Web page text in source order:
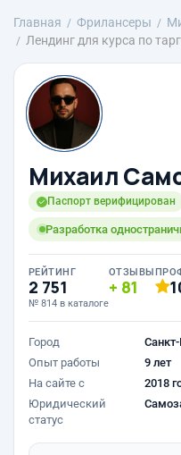
Главная Фрилансеры
Лендинг для курса по
Михаил
Паспорт верифицирован
Разработка
РЕЙТИНГ
2 751
№ 814 в каталоге
ОТЗЫВЫ
81
Город
Опыт работы
9 лет
На сайте с
2018
Юридический
статус